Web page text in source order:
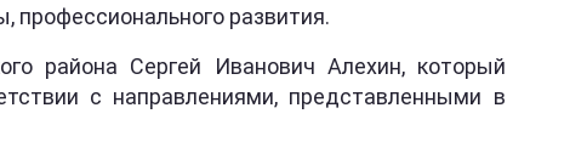
профессионального развития.
района Сергей Иванович Алехин, который
с направлениями, представленными в